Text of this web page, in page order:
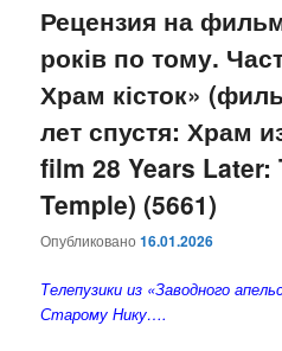
Рецензия на
років по тому.
Храм кісток»
лет спустя: Храм
film 28 Years Later:
Temple) (5661)
Опубликовано16.01.2026
Телепузики из «Заводного
Старому Нику….